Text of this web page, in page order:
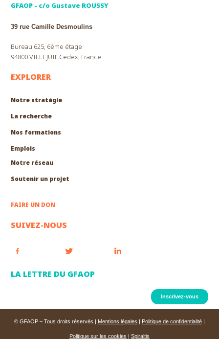
GFAOP - c/o Gustave ROUSSY
39 rue Camille Desmoulins
Bureau 625, 6ème étage
94800 VILLEJUIF Cedex, France
EXPLORER
Notre stratégie
La recherche
Nos formations
Emplois
Notre réseau
Soutenir un projet
FAIRE UN DON
SUIVEZ-NOUS
LA LETTRE DU GFAOP
Inscrivez-vous
© GFAOP – Tous droits réservés | Mentions légales | Politique de confidentialité |
Politique sur les cookies | Spiraltis